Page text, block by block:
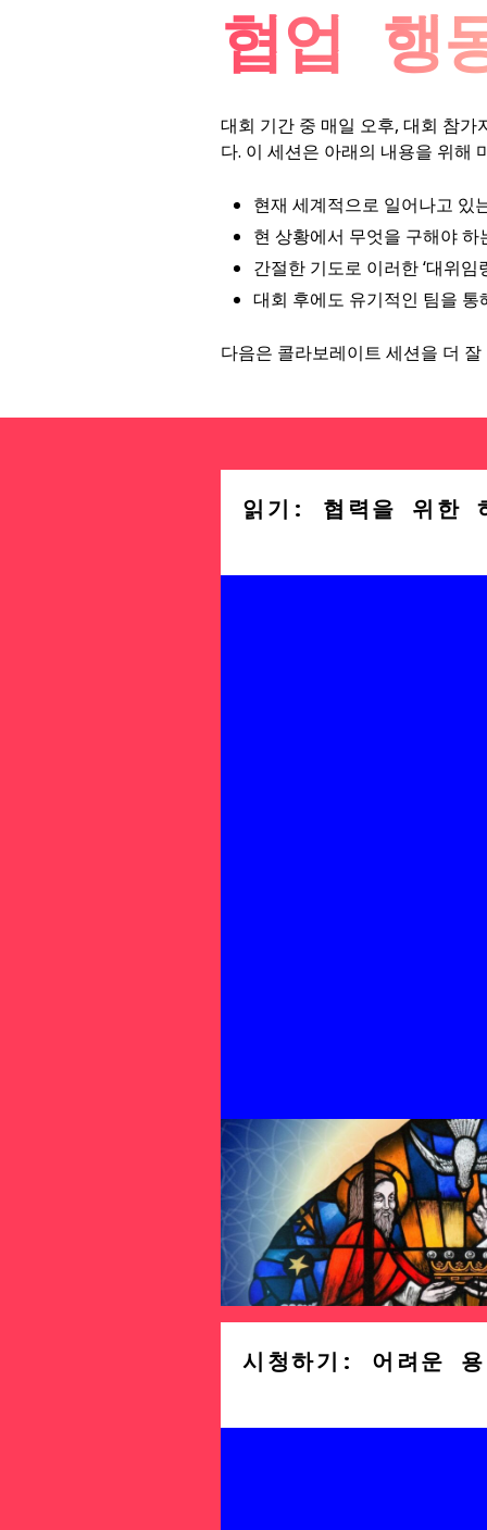
협업 행
대회 기간 중 매일 오후, 대회 참
다. 이 세션은 아래의 내용을 위해
현재 세계적으로 일어나고 있
현 상황에서 무엇을 구해야 하
간절한 기도로 이러한 ‘대위
대회 후에도 유기적인 팀을
다음은 콜라보레이트 세션을 더
읽기: 협력을 위한
시청하기: 어려운